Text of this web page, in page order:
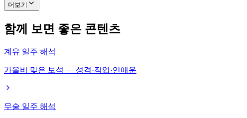
더보기
함께 보면 좋은 콘텐츠
계유 일주 해석
가을비 맞은 보석 — 성격·직업·연애운
무술 일주 해석